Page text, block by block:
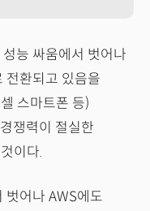
능 싸움에서 벗어나
전환되고 있음을
스마트폰 등)
쟁력이 절실한
이다.
벗어나 AWS에도